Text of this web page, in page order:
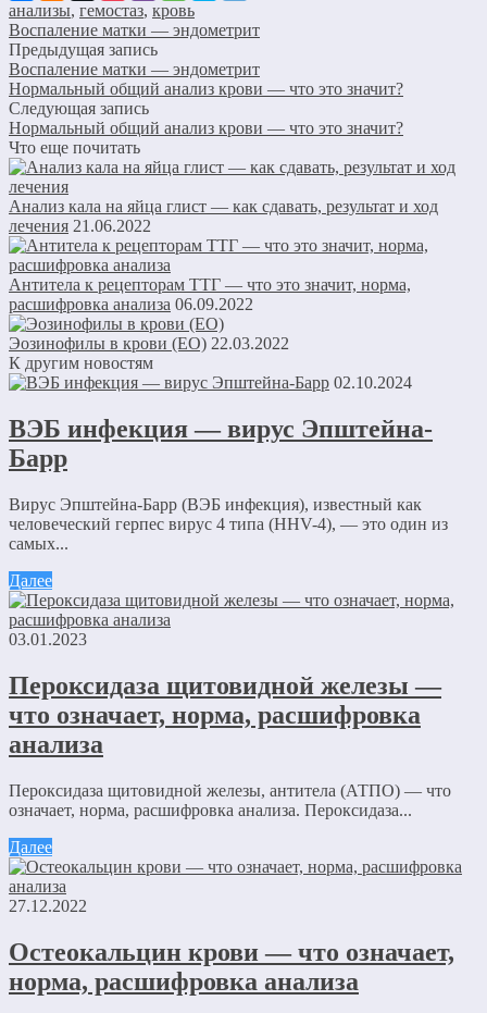
анализы, гемостаз, кровь
Воспаление матки — эндометрит
Предыдущая запись
Воспаление матки — эндометрит
Нормальный общий анализ крови — что это значит?
Следующая запись
Нормальный общий анализ крови — что это значит?
Что еще почитать
Анализ кала на яйца глист — как сдавать, результат и ход
лечения 21.06.2022
Антитела к рецепторам ТТГ — что это значит, норма,
расшифровка анализа 06.09.2022
Эозинофилы в крови (ЕО) 22.03.2022
К другим новостям
02.10.2024
ВЭБ инфекция — вирус Эпштейна-
Барр
Вирус Эпштейна-Барр (ВЭБ инфекция), известный как
человеческий герпес вирус 4 типа (HHV-4), — это один из
самых...
Далее
03.01.2023
Пероксидаза щитовидной железы —
что означает, норма, расшифровка
анализа
Пероксидаза щитовидной железы, антитела (АТПО) — что
означает, норма, расшифровка анализа. Пероксидаза...
Далее
27.12.2022
Остеокальцин крови — что означает,
норма, расшифровка анализа